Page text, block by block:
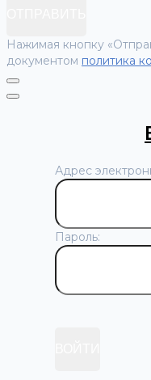
Нажимая кнопку
документом политика
Адрес
Пароль: